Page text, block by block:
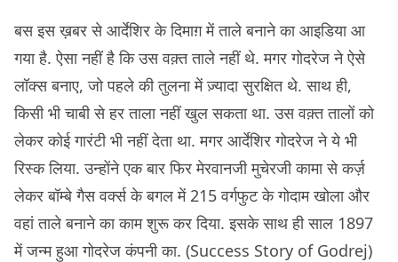
बस इस ख़बर से आर्देशिर के दिमाग़ में ताले बनाने का आइडिया आ
गया है. ऐसा नहीं है कि उस वक़्त ताले नहीं थे. मगर गोदरेज ने ऐसे
लॉक्स बनाए, जो पहले की तुलना में ज़्यादा सुरक्षित थे. साथ ही,
किसी भी चाबी से हर ताला नहीं खुल सकता था. उस वक़्त तालों को
लेकर कोई गारंटी भी नहीं देता था. मगर आर्देशिर गोदरेज ने ये भी
रिस्क लिया. उन्होंने एक बार फिर मेरवानजी मुचेरजी कामा से कर्ज़
लेकर बॉम्बे गैस वर्क्स के बगल में 215 वर्गफुट के गोदाम खोला और
वहां ताले बनाने का काम शुरू कर दिया. इसके साथ ही साल 1897
में जन्म हुआ गोदरेज कंपनी का. (Success Story of Godrej)